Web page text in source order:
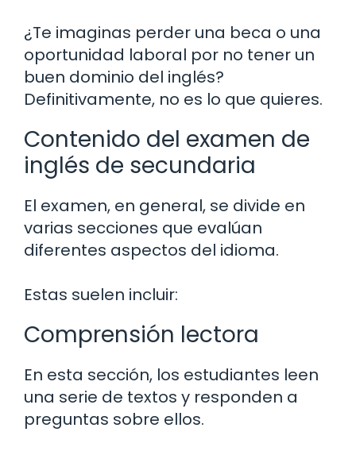
¿Te imaginas perder una beca o una
oportunidad laboral por no tener un
buen dominio del inglés?
Definitivamente, no es lo que quieres.
Contenido del examen de
inglés de secundaria
El examen, en general, se divide en
varias secciones que evalúan
diferentes aspectos del idioma.
Estas suelen incluir:
Comprensión lectora
En esta sección, los estudiantes leen
una serie de textos y responden a
preguntas sobre ellos.